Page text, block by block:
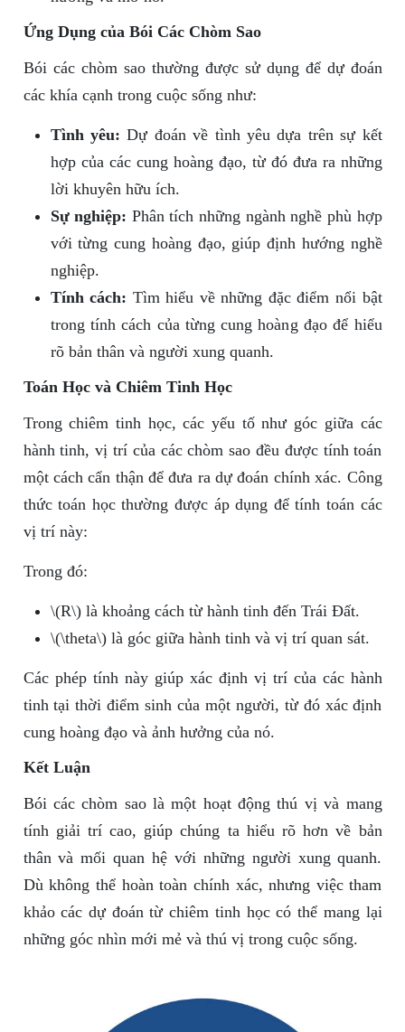
Ứng Dụng của Bói Các Chòm Sao
Bói các chòm sao thường được sử dụng để dự đoán
các khía cạnh trong cuộc sống như:
Tình yêu: Dự đoán về tình yêu dựa trên sự kết
hợp của các cung hoàng đạo, từ đó đưa ra những
lời khuyên hữu ích.
Sự nghiệp: Phân tích những ngành nghề phù hợp
với từng cung hoàng đạo, giúp định hướng nghề
nghiệp.
Tính cách: Tìm hiểu về những đặc điểm nổi bật
trong tính cách của từng cung hoàng đạo để hiểu
rõ bản thân và người xung quanh.
Toán Học và Chiêm Tinh Học
Trong chiêm tinh học, các yếu tố như góc giữa các
hành tinh, vị trí của các chòm sao đều được tính toán
một cách cẩn thận để đưa ra dự đoán chính xác. Công
thức toán học thường được áp dụng để tính toán các
vị trí này:
Trong đó:
\(R\) là khoảng cách từ hành tinh đến Trái Đất.
\(\theta\) là góc giữa hành tinh và vị trí quan sát.
Các phép tính này giúp xác định vị trí của các hành
tinh tại thời điểm sinh của một người, từ đó xác định
cung hoàng đạo và ảnh hưởng của nó.
Kết Luận
Bói các chòm sao là một hoạt động thú vị và mang
tính giải trí cao, giúp chúng ta hiểu rõ hơn về bản
thân và mối quan hệ với những người xung quanh.
Dù không thể hoàn toàn chính xác, nhưng việc tham
khảo các dự đoán từ chiêm tinh học có thể mang lại
những góc nhìn mới mẻ và thú vị trong cuộc sống.